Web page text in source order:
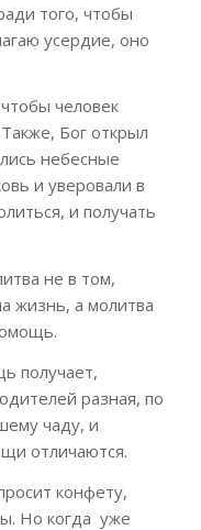
того, чтобы
усердие, оно
человек
Бог открыл
небесные
и уверовали в
и получать
не в том,
жизнь, а молитва
получает,
разная, по
чаду, и
отличаются.
конфету,
Но когда уже